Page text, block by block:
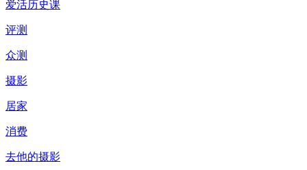
爱活历史课
评测
众测
摄影
居家
消费
去他的摄影